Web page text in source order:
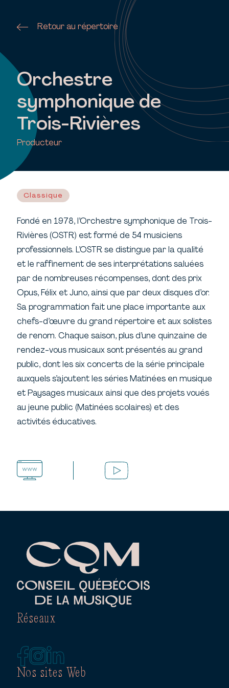
Retour au répertoire
Orchestre
symphonique de
Trois-Rivières
Producteur
Classique
Fondé en 1978, l’Orchestre symphonique de Trois-
Rivières (OSTR) est formé de 54 musiciens
professionnels. L’OSTR se distingue par la qualité
et le raffinement de ses interprétations saluées
par de nombreuses récompenses, dont des prix
Opus, Félix et Juno, ainsi que par deux disques d’or.
Sa programmation fait une place importante aux
chefs-d’œuvre du grand répertoire et aux solistes
de renom. Chaque saison, plus d’une quinzaine de
rendez-vous musicaux sont présentés au grand
public, dont les six concerts de la série principale
auxquels s’ajoutent les séries Matinées en musique
et Paysages musicaux ainsi que des projets voués
au jeune public (Matinées scolaires) et des
activités éducatives.
Nos sites Web
Réseaux